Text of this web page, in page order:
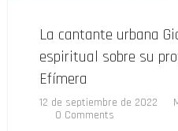
La cantante urbana
espiritual sobre su
Efímera
12 de septiembre de 2022
0 Comments